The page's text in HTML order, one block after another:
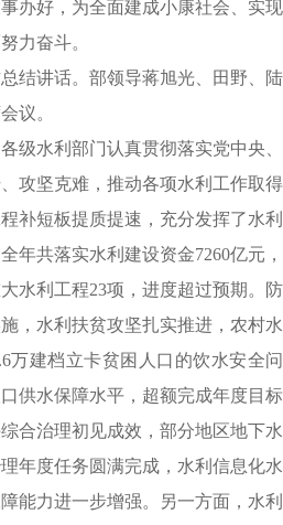
办好，为全面建成小康社会、实现
力奋斗。
讲话。部领导蒋旭光、田野、陆
议。
水利部门认真贯彻落实党中央、
攻坚克难，推动各项水利工作取得
补短板提质提速，充分发挥了水利
年共落实水利建设资金7260亿元，
水利工程23项，进度超过预期。防
，水利扶贫攻坚扎实推进，农村水
万建档立卡贫困人口的饮水安全问
供水保障水平，超额完成年度目标
合治理初见成效，部分地区地下水
年度任务圆满完成，水利信息化水
能力进一步增强。另一方面，水利